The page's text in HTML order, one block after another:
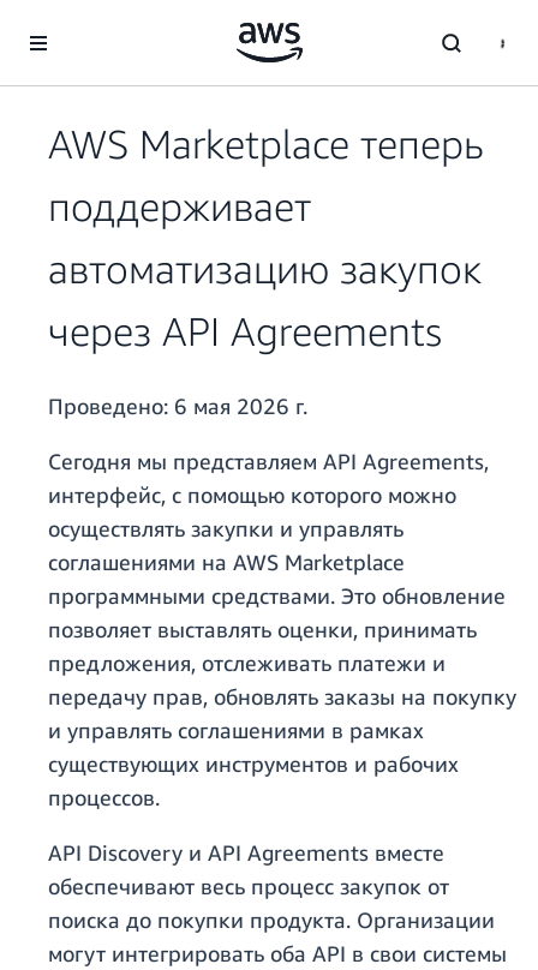
Перейти к главному контенту
AWS Marketplace теперь
поддерживает
автоматизацию закупок
через API Agreements
Проведено: 6 мая 2026 г.
Сегодня мы представляем API Agreements,
интерфейс, с помощью которого можно
осуществлять закупки и управлять
соглашениями на AWS Marketplace
программными средствами. Это обновление
позволяет выставлять оценки, принимать
предложения, отслеживать платежи и
передачу прав, обновлять заказы на покупку
и управлять соглашениями в рамках
существующих инструментов и рабочих
процессов.
API Discovery и API Agreements вместе
обеспечивают весь процесс закупок от
поиска до покупки продукта. Организации
могут интегрировать оба API в свои системы